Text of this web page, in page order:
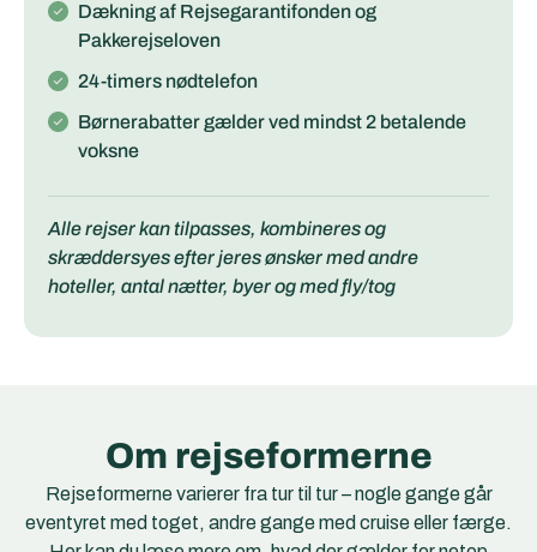
Dækning af Rejsegarantifonden og
Pakkerejseloven
24-timers nødtelefon
Børnerabatter gælder ved mindst 2 betalende
voksne
Alle rejser kan tilpasses, kombineres og
skræddersyes efter jeres ønsker med andre
hoteller, antal nætter, byer og med fly/tog
Om rejseformerne
Rejseformerne varierer fra tur til tur – nogle gange går
eventyret med toget, andre gange med cruise eller færge.